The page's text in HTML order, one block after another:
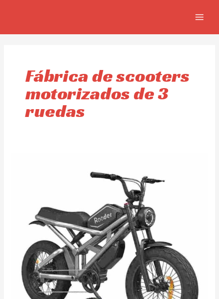
Fábrica de scooters
motorizados de 3
ruedas